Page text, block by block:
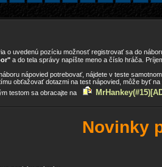
o uvedenú pozíciu možnosť registrovať sa do
a do tela správy napíšte meno a číslo hráča.
nápovied potrebovať, nájdete v teste
obťažovať dotazmi na test nápovied, môže byť
testom sa obracajte na
MrHankey(#15)
Novinky